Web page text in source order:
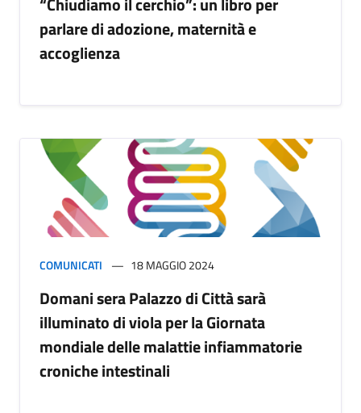
parlare di adozione, maternità e
accoglienza
COMUNICATI 18 MAGGIO 2024
Domani sera Palazzo di Città sarà
illuminato di viola per la Giornata
mondiale delle malattie infiammatorie
croniche intestinali